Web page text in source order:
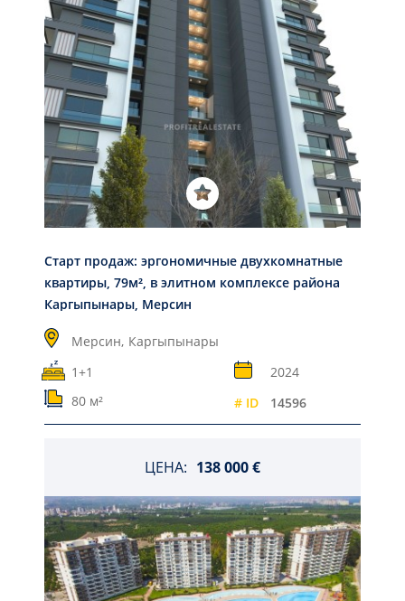
Старт продаж: эргономичные двухкомнатные
квартиры, 79м², в элитном комплексе района
Каргыпынары, Мерсин
Мерсин, Каргыпынары
1+1
2024
80 м²
# ID 14596
ЦЕНА: 138 000 €